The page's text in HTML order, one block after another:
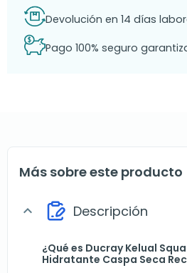
Devolución en 14 días
Pago 100% seguro
Más sobre este producto
expand_more Descripción
¿Qué es Ducray Kelual
Hidratante Caspa Seca